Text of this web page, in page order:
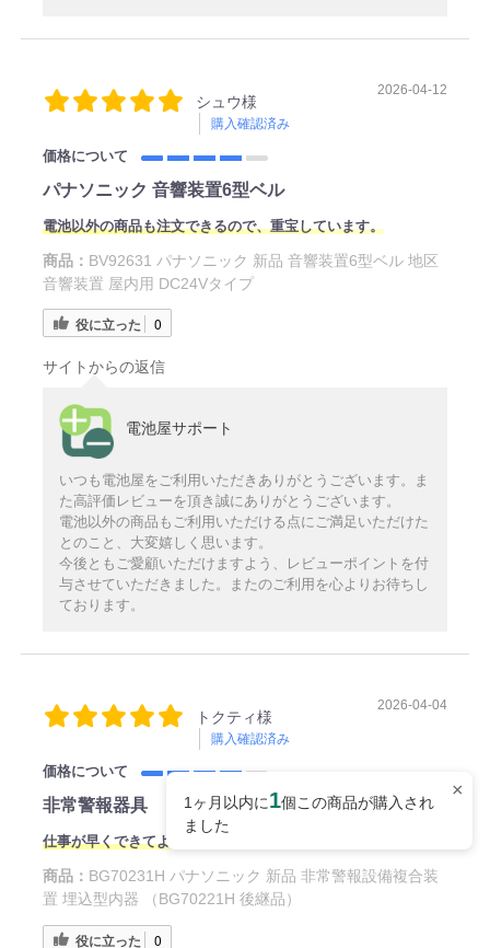
×
1ヶ月以内に1個この商品が購入され
ました
シュウ様
購入確認済み
2026-04-12
価格について
パナソニック 音響装置6型ベル
電池以外の商品も注文できるので、重宝しています。
商品： BV92631 パナソニック 新品 音響装置6型ベル 地区
音響装置 屋内用 DC24Vタイプ
役に立った 0
サイトからの返信
電池屋サポート
いつも電池屋をご利用いただきありがとうございます。ま
た高評価レビューを頂き誠にありがとうございます。
電池以外の商品もご利用いただける点にご満足いただけた
とのこと、大変嬉しく思います。
今後ともご愛顧いただけますよう、レビューポイントを付
与させていただきました。またのご利用を心よりお待ちし
ております。
トクティ様
購入確認済み
2026-04-04
価格について
非常警報器具
仕事が早くできてよかったです。
商品： BG70231H パナソニック 新品 非常警報設備複合装
置 埋込型内器 （BG70221H 後継品）
役に立った 0